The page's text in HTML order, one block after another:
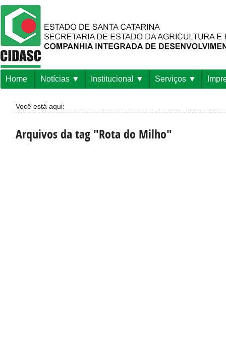
Home Notícias Institucional Serviços
Você está aqui:
Arquivos da tag "Rota do Milho"